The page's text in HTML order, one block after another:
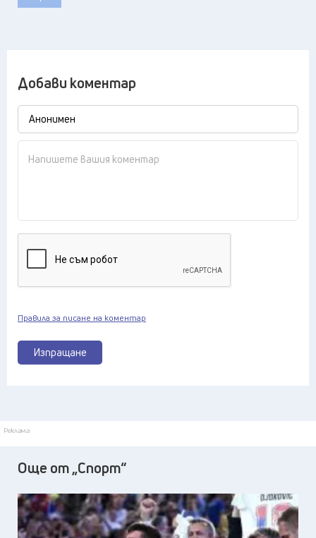
Добави коментар
Изпращане
Правила за писане на коментар
Реклама
Още от „Спорт“